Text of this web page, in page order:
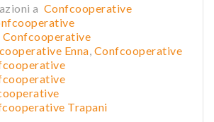
a Confcooperative
Confcooperative
Enna, Confcooperative
Trapani